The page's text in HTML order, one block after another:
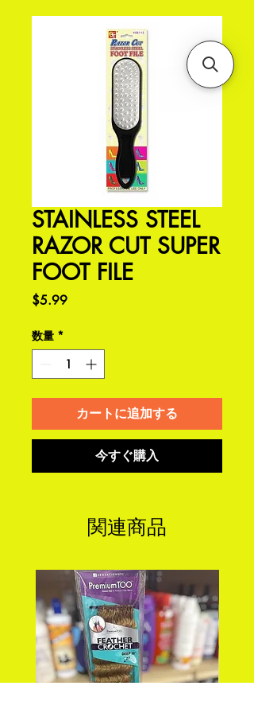
STAINLESS STEEL
RAZOR CUT SUPER
FOOT FILE
$5.99価
数量 *
カートに追加する
今すぐ購入
関連商品